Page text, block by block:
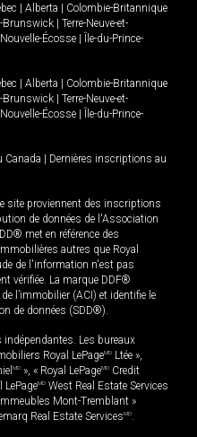
Alberta
Colombie-Britannique
Brunswick
Terre-Neuve-et-
Nouvelle-Écosse
Île-du-Prince-
Alberta
Colombie-Britannique
Brunswick
Terre-Neuve-et-
Nouvelle-Écosse
Île-du-Prince-
Canada
Dernières inscriptions au
site proviennent des inscriptions
de données de l'Association
met en référence des
autres que Royal
de l'information n'est pas
vérifiée. La marque DDF®
l’immobilier (ACI) et identifie le
de données (SDD®).
Les bureaux
Royal LePageMD Ltée »,
MD », « Royal LePageMD Credit
LePageMD West Real Estate Services
Mont-Tremblant »
Real Estate ServicesMD.